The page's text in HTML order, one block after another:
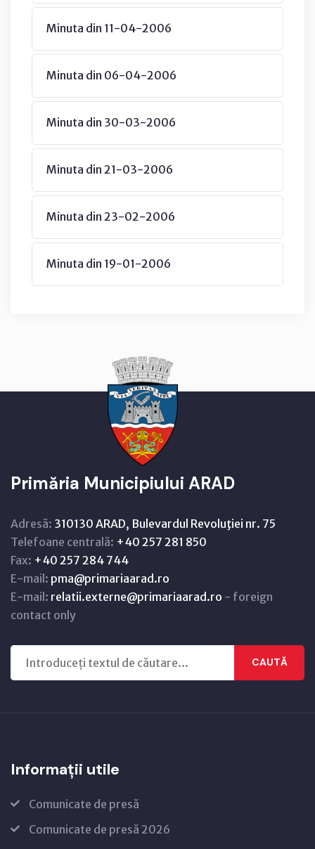
Minuta din 11-04-2006
Minuta din 06-04-2006
Minuta din 30-03-2006
Minuta din 21-03-2006
Minuta din 23-02-2006
Minuta din 19-01-2006
Primăria Municipiului ARAD
Adresă: 310130 ARAD, Bulevardul Revoluţiei nr. 75
Telefoane centrală: +40 257 281 850
Fax: +40 257 284 744
E-mail: pma@primariaarad.ro
E-mail: relatii.externe@primariaarad.ro - foreign
contact only
CAUTĂ
Informații utile
Comunicate de presă
Comunicate de presă 2026